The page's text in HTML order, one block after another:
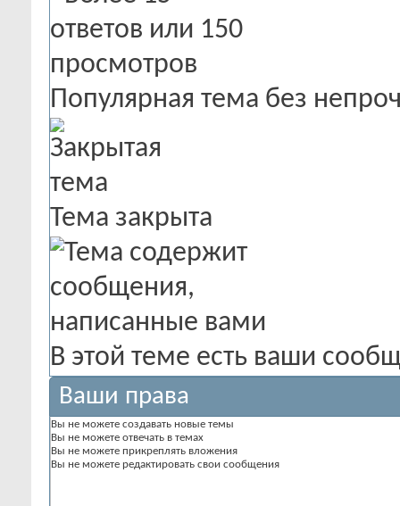
Популярная тема без
Тема закрыта
В этой теме есть ваши
Ваши права
Вы не можете создавать новые темы
Вы не можете отвечать в темах
Вы не можете прикреплять вложения
Вы не можете редактировать свои сообщения